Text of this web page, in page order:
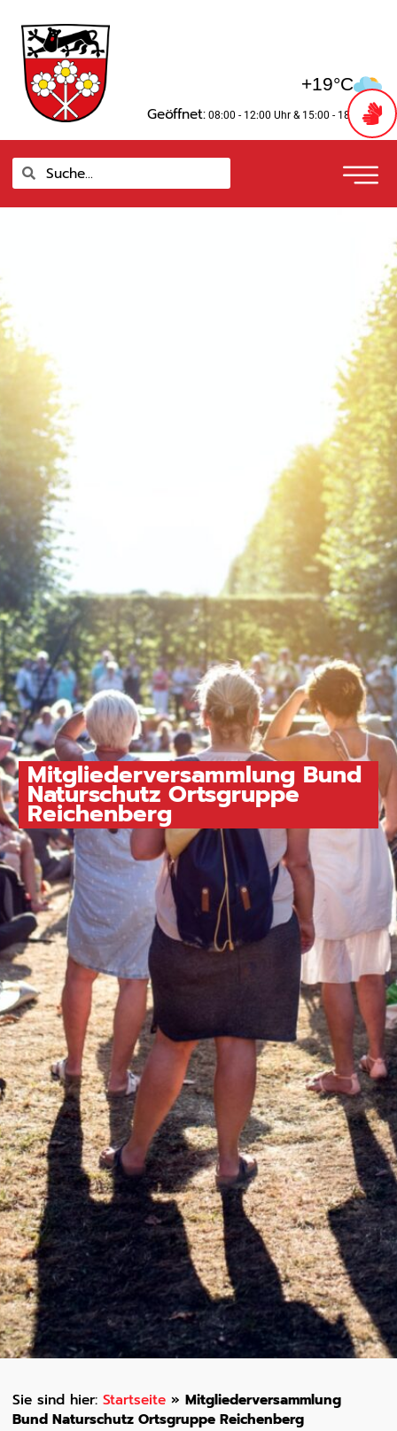
Inhalt
springen
+19°C
Geöffnet: 08:00 - 12:00 Uhr & 15:00 - 18:00 Uhr
SucheSuche
Mitgliederversammlung Bund
Naturschutz Ortsgruppe
Reichenberg
Startseite» Mitgliederversammlung
Bund Naturschutz Ortsgruppe Reichenberg